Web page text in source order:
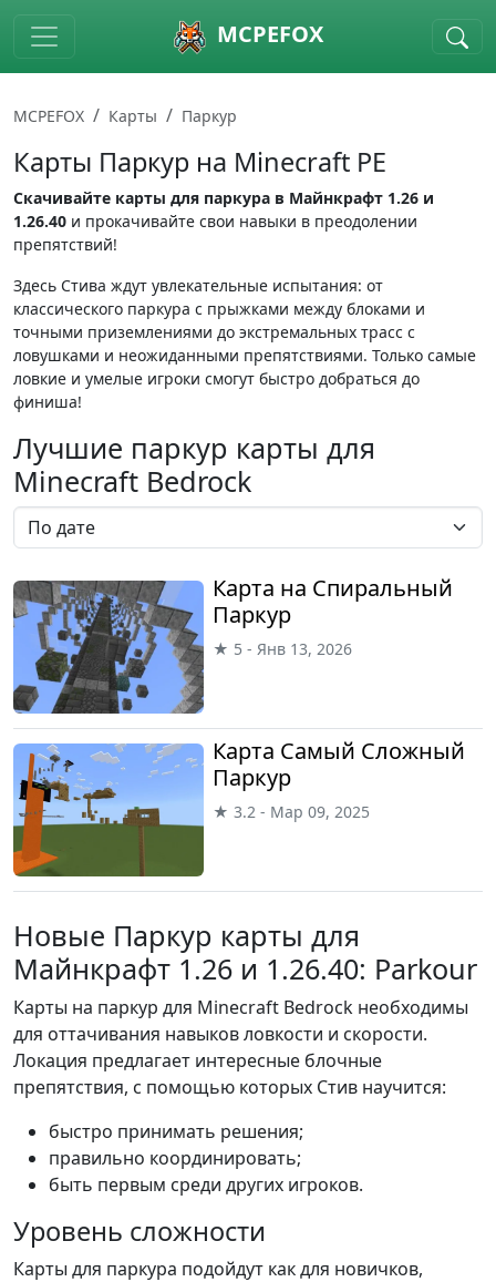
Skip to main content MCPEFOX
MCPEFOX Карты Паркур
Карты Паркур на Minecraft PE
Скачивайте карты для паркура в Майнкрафт 1.26 и
1.26.40 и прокачивайте свои навыки в преодолении
препятствий!
Здесь Стива ждут увлекательные испытания: от
классического паркура с прыжками между блоками и
точными приземлениями до экстремальных трасс с
ловушками и неожиданными препятствиями. Только самые
ловкие и умелые игроки смогут быстро добраться до
финиша!
Лучшие паркур карты для
Minecraft Bedrock
Карта на Спиральный
Паркур
★ 5 - Янв 13, 2026
Карта Самый Сложный
Паркур
★ 3.2 - Мар 09, 2025
Новые Паркур карты для
Майнкрафт 1.26 и 1.26.40: Parkour
Карты на паркур для Minecraft Bedrock необходимы
для оттачивания навыков ловкости и скорости.
Локация предлагает интересные блочные
препятствия, с помощью которых Стив научится:
быстро принимать решения;
правильно координировать;
быть первым среди других игроков.
Уровень сложности
Карты для паркура подойдут как для новичков,